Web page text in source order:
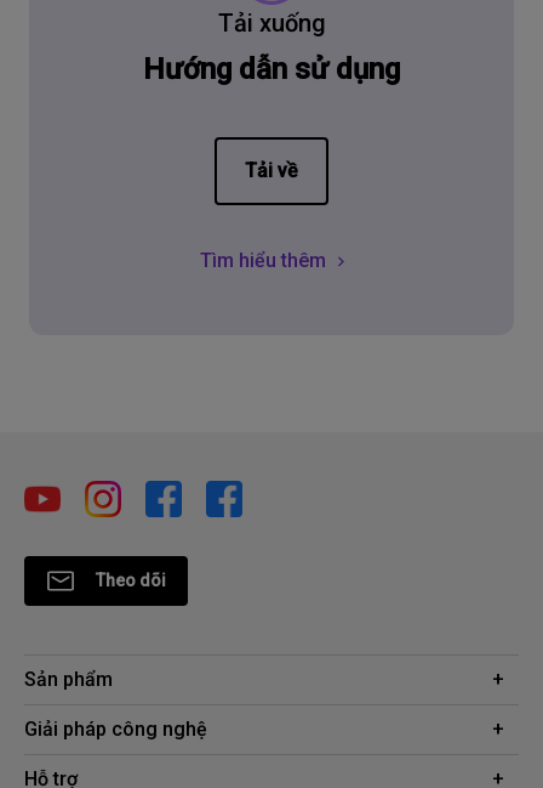
Tải xuống
Hướng dẫn sử dụng
Tải về
Tìm hiểu thêm
Theo dõi
Sản phẩm
Máy chiếu
Giải pháp công nghệ
Chuyên gia BenQ AQCOLOR
Hỗ trợ